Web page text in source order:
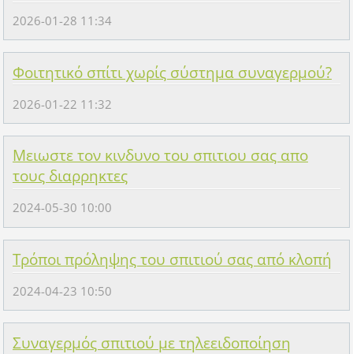
2026-01-28 11:34
Φοιτητικό σπίτι χωρίς σύστημα συναγερμού?
2026-01-22 11:32
Μειωστε τον κινδυνο του σπιτιου σας απο
τους διαρρηκτες
2024-05-30 10:00
Τρόποι πρόληψης του σπιτιού σας από κλοπή
2024-04-23 10:50
Συναγερμός σπιτιού με τηλεειδοποίηση